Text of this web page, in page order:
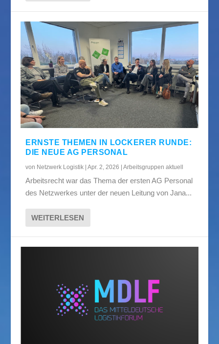
ERNSTE THEMEN IN LOCKERER RUNDE:
DIE NEUE AG PERSONAL
von Netzwerk Logistik |Apr. 2, 2026 |Arbeitsgruppen aktuell
Arbeitsrecht war das Thema der ersten AG Personal
des Netzwerkes unter der neuen Leitung von Jana...
WEITERLESEN